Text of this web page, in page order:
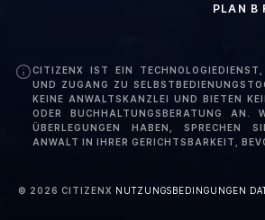
PLAN B
CITIZENX IST EIN TECHNOLOGIEDIENST,
UND ZUGANG ZU
KEINE ANWALTSKANZLEI UND BIETEN
ODER BUCHHALTUNGSBERATUNG AN.
ÜBERLEGUNGEN HABEN, SPRECHEN
ANWALT IN IHRER GERICHTSBARKEIT,
© 2026 CITIZENX ·NUTZUNGSBEDINGUNGEN ·